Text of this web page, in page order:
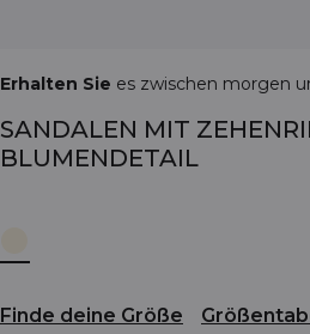
Erhalten Sie es zwischen morgen
SANDALEN MIT
BLUMENDETAIL
Finde deine Größe